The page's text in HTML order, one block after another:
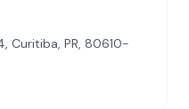
Curitiba, PR, 80610-